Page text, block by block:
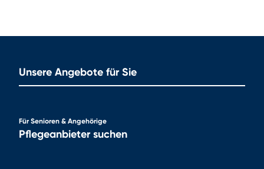
Unsere Angebote für Sie
Für Senioren & Angehörige
Pflegeanbieter suchen